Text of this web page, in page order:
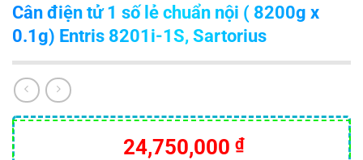
Cân điện tử 1 số lẻ chuẩn nội ( 8200g x
0.1g) Entris 8201i-1S, Sartorius
24,750,000 ₫